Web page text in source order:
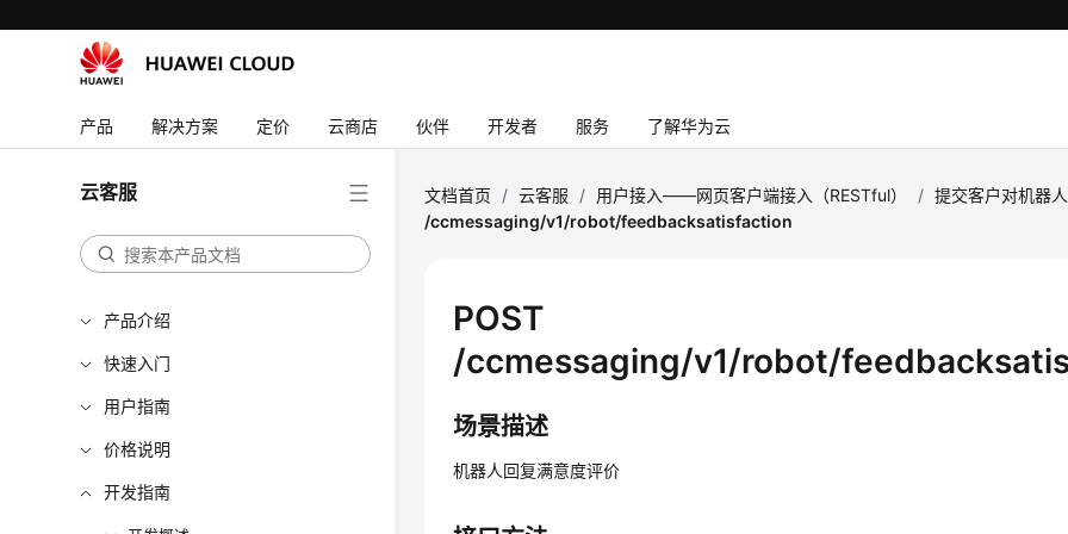
产品 解决方案 定价 云商店 伙伴 开发者 服务 了解华为云
云客服
产品介绍
快速入门
用户指南
价格说明
开发指南
文档首页 / 云客服 / 用户接入——网页客户端接入（RESTful） / 提交客户对机器
/ccmessaging/v1/robot/feedbacksatisfaction
POST
/ccmessaging/v1/robot/
场景描述
机器人回复满意度评价